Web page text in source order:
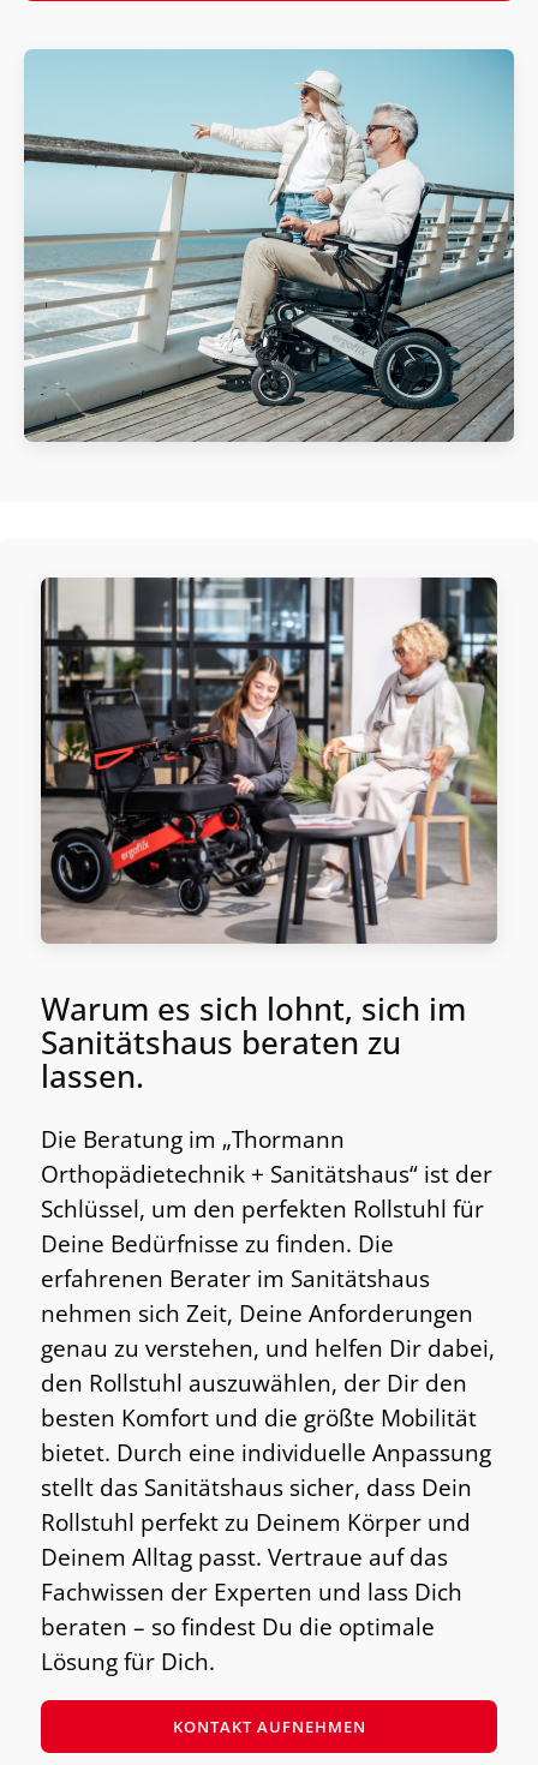
Warum es sich lohnt, sich im
Sanitätshaus beraten zu
lassen.
Die Beratung im „Thormann
Orthopädietechnik + Sanitätshaus“ ist der
Schlüssel, um den perfekten Rollstuhl für
Deine Bedürfnisse zu finden. Die
erfahrenen Berater im Sanitätshaus
nehmen sich Zeit, Deine Anforderungen
genau zu verstehen, und helfen Dir dabei,
den Rollstuhl auszuwählen, der Dir den
besten Komfort und die größte Mobilität
bietet. Durch eine individuelle Anpassung
stellt das Sanitätshaus sicher, dass Dein
Rollstuhl perfekt zu Deinem Körper und
Deinem Alltag passt. Vertraue auf das
Fachwissen der Experten und lass Dich
beraten – so findest Du die optimale
Lösung für Dich.
KONTAKT AUFNEHMEN